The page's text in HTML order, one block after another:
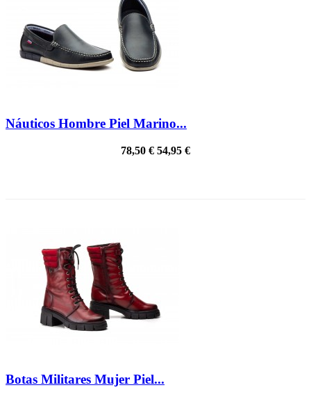
Náuticos Hombre Piel Marino...
78,50 € 54,95 €
Botas Militares Mujer Piel...